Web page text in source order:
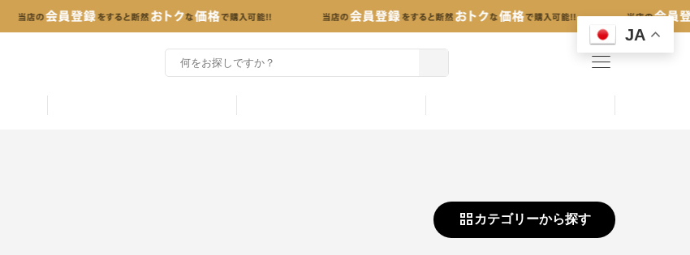
JA
menu
カテゴリーから探す